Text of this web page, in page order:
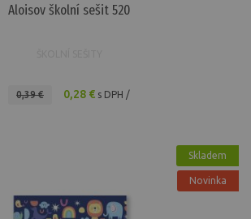
Aloisov školní sešit 520
0,39 € 0,28 € s DPH /
Skladem
Novinka